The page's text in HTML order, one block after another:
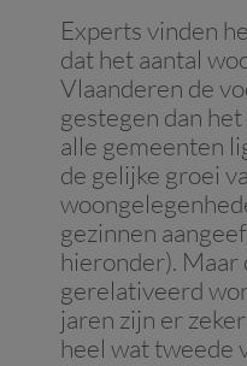
Experts vinden
dat het aantal
Vlaanderen de
gestegen dan
alle gemeenten
de gelijke groei
gezinnen
hieronder). Maar
gerelativeerd
jaren zijn er
heel wat tweede